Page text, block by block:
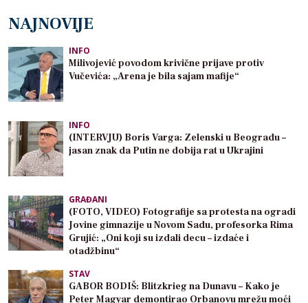
NAJNOVIJE
INFO
Milivojević povodom krivične prijave protiv
Vučevića: „Arena je bila sajam mafije“
INFO
(INTERVJU) Boris Varga: Zelenski u Beogradu –
jasan znak da Putin ne dobija rat u Ukrajini
GRAĐANI
(FOTO, VIDEO) Fotografije sa protesta na ogradi
Jovine gimnazije u Novom Sadu, profesorka Rima
Grujić: „Oni koji su izdali decu – izdaće i
otadžbinu“
STAV
GABOR BODIŠ: Blitzkrieg na Dunavu – Kako je
Peter Magyar demontirao Orbanovu mrežu moći